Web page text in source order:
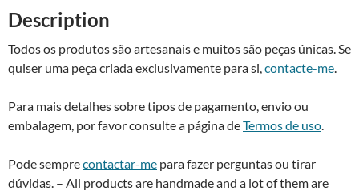
bracelet
with
purple
quantity
e
:
Description
Todos os produtos são artesanais e muitos são peças únicas. Se
quiser uma peça criada exclusivamente para si, contacte-me
Para mais detalhes sobre tipos de pagamento, envio ou
embalagem, por favor consulte a página deTermos de uso
Pode semprecontactar-me para fazer perguntas ou tirar
dúvidas. – All products are handmade and a lot of them are